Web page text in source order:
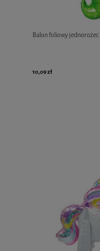
Balon foliowy jednorożec
10,09 zł